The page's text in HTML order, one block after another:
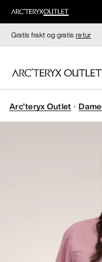
Gratis frakt og gratisretur
DAMER
Arc'teryx Outlet Dame